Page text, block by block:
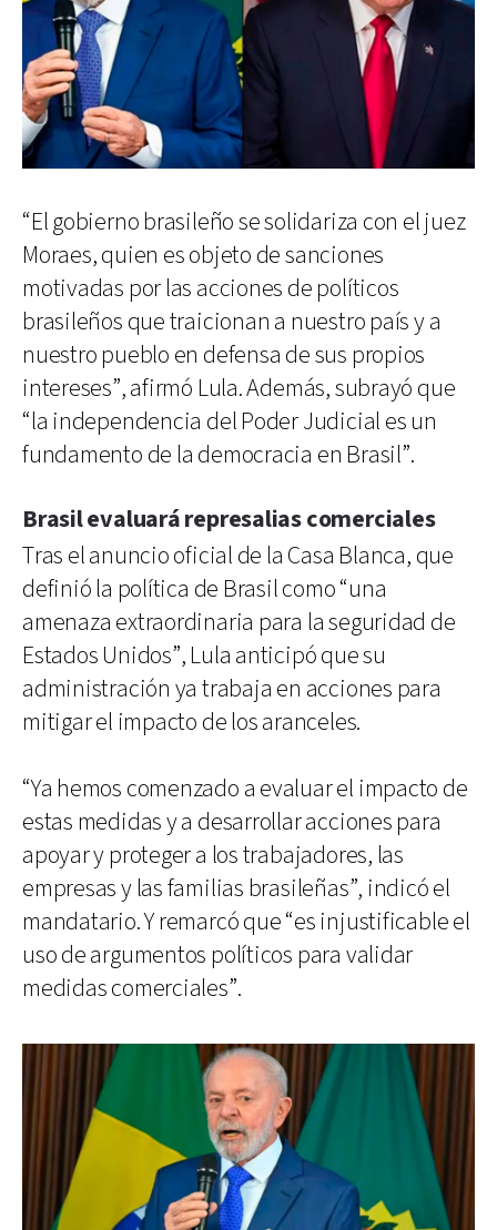
“El gobierno brasileño se solidariza con el juez
Moraes, quien es objeto de sanciones
motivadas por las acciones de políticos
brasileños que traicionan a nuestro país y a
nuestro pueblo en defensa de sus propios
intereses”, afirmó Lula. Además, subrayó que
“la independencia del Poder Judicial es un
fundamento de la democracia en Brasil”.
Brasil evaluará represalias comerciales
Tras el anuncio oficial de la Casa Blanca, que
definió la política de Brasil como “una
amenaza extraordinaria para la seguridad de
Estados Unidos”, Lula anticipó que su
administración ya trabaja en acciones para
mitigar el impacto de los aranceles.
“Ya hemos comenzado a evaluar el impacto de
estas medidas y a desarrollar acciones para
apoyar y proteger a los trabajadores, las
empresas y las familias brasileñas”, indicó el
mandatario. Y remarcó que “es injustificable el
uso de argumentos políticos para validar
medidas comerciales”.